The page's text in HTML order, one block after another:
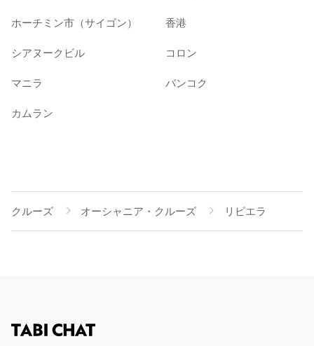
ホーチミン市（サイゴン） 香港
シアヌークビル コロン
マニラ バンコク
カムラン
クルーズ オーシャニア・クルーズ リビエラ